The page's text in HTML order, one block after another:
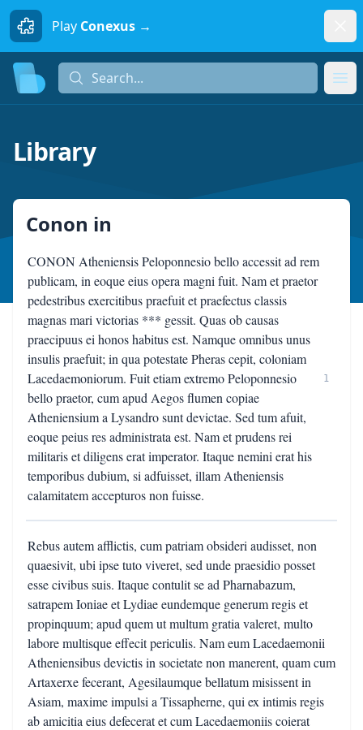
Play Conexus →
Search...
Library
Conon in
CONON Atheniensis Peloponnesio bello accessit ad rem
publicam, in eoque eius opera magni fuit. Nam et praetor
pedestribus exercitibus praefuit et praefectus classis
magnas mari victorias *** gessit. Quas ob causas
praecipuus ei honos habitus est. Namque omnibus unus
insulis praefuit; in qua potestate Pheras cepit, coloniam
Lacedaemoniorum. Fuit etiam extremo Peloponnesio
bello praetor, cum apud Aegos flumen copiae
Atheniensium a Lysandro sunt devictae. Sed tum afuit,
eoque peius res administrata est. Nam et prudens rei
militaris et diligens erat imperator. Itaque nemini erat his
temporibus dubium, si adfuisset, illam Atheniensis
calamitatem accepturos non fuisse.
1
Rebus autem afflictis, cum patriam obsideri audisset, non
quaesivit, ubi ipse tuto viveret, sed unde praesidio posset
esse civibus suis. Itaque contulit se ad Pharnabazum,
satrapem Ioniae et Lydiae eundemque generum regis et
propinquum; apud quem ut multum gratia valeret, multo
labore multisque effecit periculis. Nam eum Lacedaemonii
Atheniensibus devictis in societate non manerent, quam cum
Artaxerxe fecerant, Agesilaumque bellatum misissent in
Asiam, maxime impulsi a Tissapherne, qui ex intimis regis
ab amicitia eius defecerat et cum Lacedaemoniis coierat